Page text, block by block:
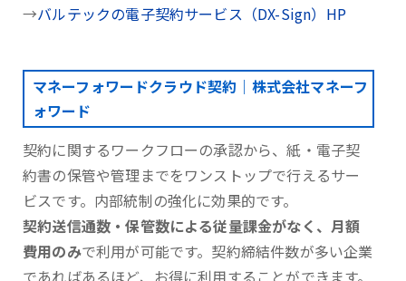
→バルテックの電子契約サービス（DX-Sign）HP
マネーフォワードクラウド契約｜株式会社マネーフ
ォワード
契約に関するワークフローの承認から、紙・電子契
約書の保管や管理までをワンストップで行えるサー
ビスです。内部統制の強化に効果的です。
契約送信通数・保管数による従量課金がなく、月額
費用のみで利用が可能です。契約締結件数が多い企業
であればあるほど、お得に利用することができます。